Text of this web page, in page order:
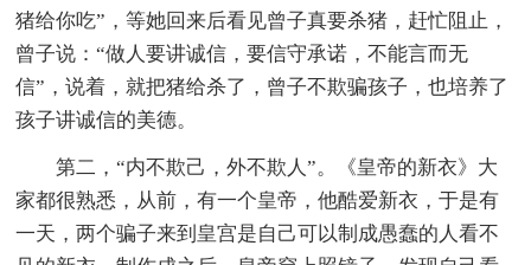
猪给你吃”，等她回来后看见曾子真要杀猪，赶忙阻止，
曾子说：“做人要讲诚信，要信守承诺，不能言而无
信”，说着，就把猪给杀了，曾子不欺骗孩子，也培养了
孩子讲诚信的美德。
第二，“内不欺己，外不欺人”。《皇帝的新衣》大
家都很熟悉，从前，有一个皇帝，他酷爱新衣，于是有
一天，两个骗子来到皇宫是自己可以制成愚蠢的人看不